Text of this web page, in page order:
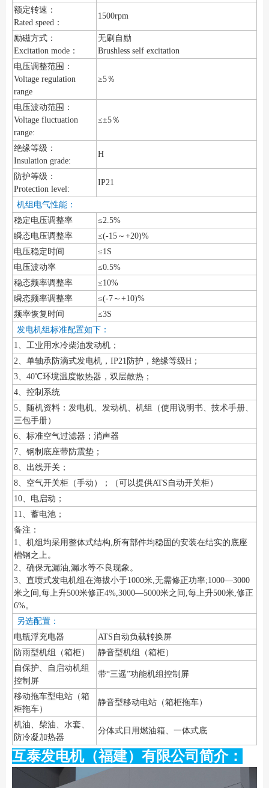
额定转速：
Rated speed：
1500rpm
励磁方式：
Excitation mode：
无刷自励
Brushless self excitation
电压调整范围：
Voltage regulation
range
≥5％
电压波动范围：
Voltage fluctuation
range:
≤±5％
绝缘等级：
Insulation grade:
H
防护等级：
Protection level:
IP21
机组电气性能：
稳定电压调整率
≤2.5%
瞬态电压调整率
≤(-15～+20)%
电压稳定时间
≤1S
电压波动率
≤0.5%
稳态频率调整率
≤10%
瞬态频率调整率
≤(-7～+10)%
频率恢复时间
≤3S
发电机组标准配置如下：
1、工业用水冷柴油发动机；
2、单轴承防滴式发电机，IP21防护，绝缘等级H；
3、40℃环境温度散热器，双层散热；
4、控制系统
5、随机资料：发电机、发动机、机组（使用说明书、技术手册、
三包手册）
6、标准空气过滤器；消声器
7、钢制底座带防震垫；
8、出线开关；
8、空气开关柜（手动）；（可以提供ATS自动开关柜）
10、电启动；
11、蓄电池；
备注：
1、机组均采用整体式结构,所有部件均稳固的安装在结实的底座
槽钢之上。
2、确保无漏油,漏水等不良现象。
3、直喷式发电机组在海拔小于1000米,无需修正功率;1000—3000
米之间,每上升500米修正4%,3000—5000米之间,每上升500米,修正
6%。
另选配置：
电瓶浮充电器
ATS自动负载转换屏
防雨型机组（箱柜）
静音型机组（箱柜）
自保护、自启动机组
控制屏
带“三遥”功能机组控制屏
移动拖车型电站（箱
柜拖车）
静音型移动电站（箱柜拖车）
机油、柴油、水套、
防冷凝加热器
分体式日用燃油箱、一体式底
互泰发电机（福建）有限公司简介：